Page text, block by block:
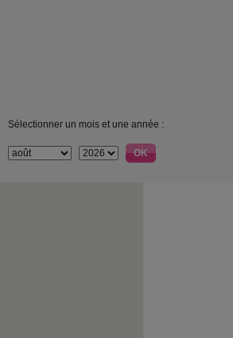
Sélectionner un mois et une année :